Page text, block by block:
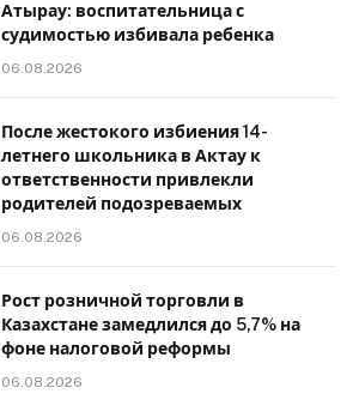
Атырау: воспитательница с
судимостью избивала ребенка
06.08.2026
После жестокого избиения 14-
летнего школьника в Актау к
ответственности привлекли
родителей подозреваемых
06.08.2026
Рост розничной торговли в
Казахстане замедлился до 5,7% на
фоне налоговой реформы
06.08.2026